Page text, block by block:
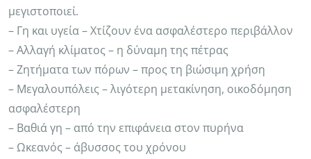
μεγιστοποιεί.
– Γη και υγεία – Χτίζουν ένα ασφαλέστερο περιβάλλον
– Αλλαγή κλίματος – η δύναμη της πέτρας
– Ζητήματα των πόρων – προς τη βιώσιμη χρήση
– Μεγαλουπόλεις – λιγότερη μετακίνηση, οικοδόμηση
ασφαλέστερη
– Βαθιά γη – από την επιφάνεια στον πυρήνα
– Ωκεανός – άβυσσος του χρόνου